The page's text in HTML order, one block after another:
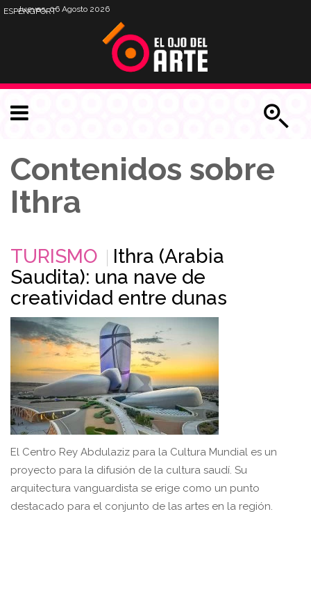
Jueves, 06 Agosto 2026
ESPENGPORT
Contenidos sobre
Ithra
TURISMO
Ithra (Arabia
Saudita): una nave de
creatividad entre dunas
El Centro Rey Abdulaziz para la Cultura Mundial es un
proyecto para la difusión de la cultura saudí. Su
arquitectura vanguardista se erige como un punto
destacado para el conjunto de las artes en la región.